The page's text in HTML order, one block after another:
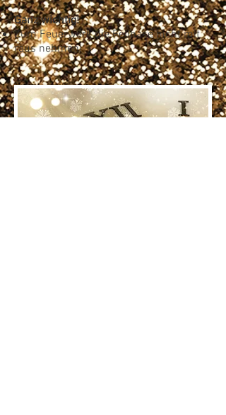
Ganz wichtig!
Zum Feuerwerk die Fellnase nicht mit
raus nehmen!